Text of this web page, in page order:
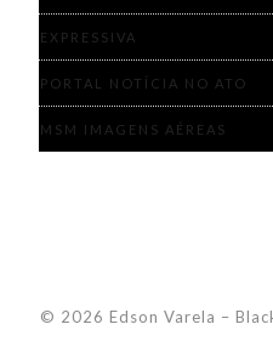
EXPRESSIVA
PORTAL NOTÍCIA NO ATO
MSM IMAGENS AÉREAS
© 2026 Edson Varela –